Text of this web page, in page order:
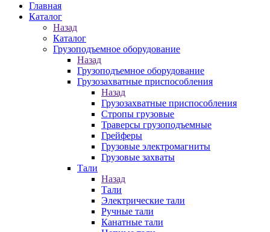
Главная
Каталог
Назад
Каталог
Грузоподъемное оборудование
Назад
Грузоподъемное оборудование
Грузозахватные приспособления
Назад
Грузозахватные приспособления
Стропы грузовые
Траверсы грузоподъемные
Грейферы
Грузовые электромагниты
Грузовые захваты
Тали
Назад
Тали
Электрические тали
Ручные тали
Канатные тали